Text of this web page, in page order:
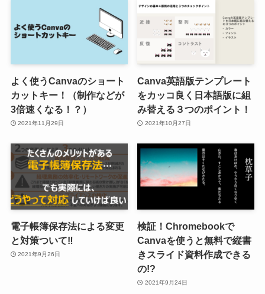
よく使うCanvaのショート
カットキー！（制作などが
3倍速くなる！？）
2021年11月29日
Canva英語版テンプレート
をカッコ良く日本語版に組
み替える３つのポイント！
2021年10月27日
電子帳簿保存法による変更
と対策ついて‼
2021年9月26日
検証！Chromebookで
Canvaを使うと無料で縦書
きスライド資料作成できる
の!?
2021年9月24日